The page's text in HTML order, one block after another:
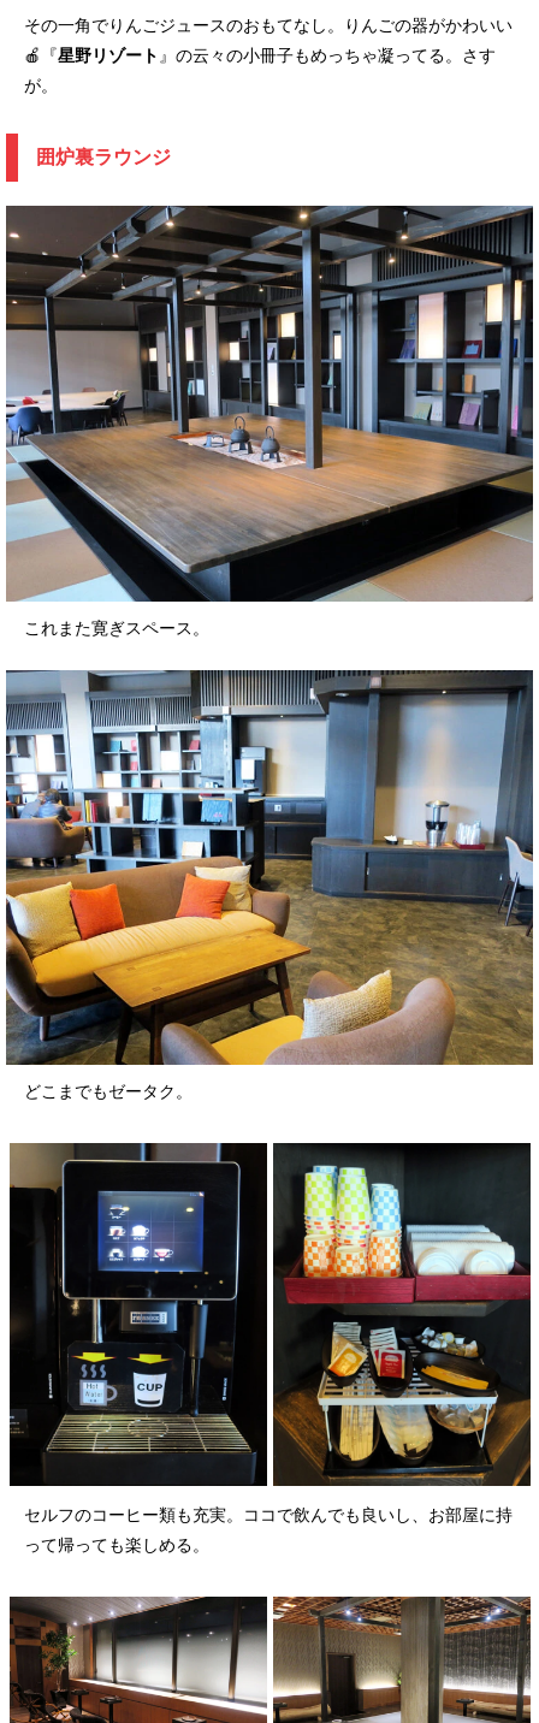
その一角でりんごジュースのおもてなし。りんごの器がかわいい
🍎『星野リゾート 』の云々の小冊子もめっちゃ凝ってる。さす
が。
囲炉裏ラウンジ
これまた寛ぎスペース。
どこまでもゼータク。
セルフのコーヒー類も充実。ココで飲んでも良いし、お部屋に持
って帰っても楽しめる。